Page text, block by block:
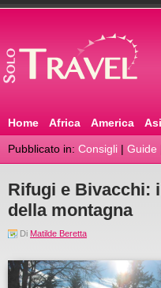
Home Africa America
Pubblicato in: Consigli | Guide
Rifugi e Bivacchi:
della montagna
Di Matilde Beretta